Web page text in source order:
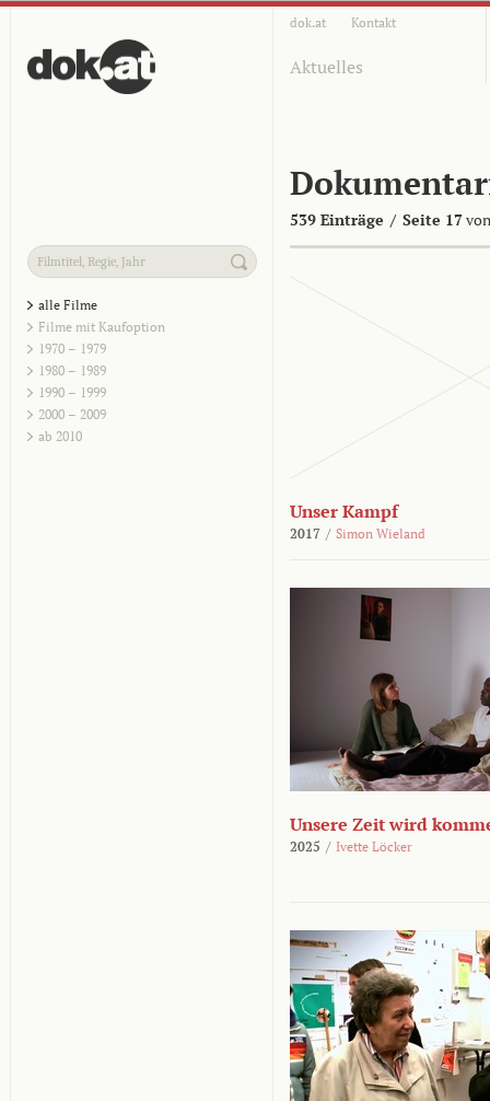
dok.at Kontakt
Aktuelles
539 Einträge / Seite 17
alle Filme
Filme mit Kaufoption
1970 – 1979
1980 – 1989
1990 – 1999
2000 – 2009
ab 2010
Unser Kampf
2017 / Simon Wieland
Unsere Zeit wird
2025 / Ivette Löcker